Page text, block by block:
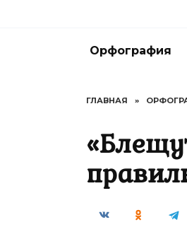
Орфография
ГЛАВНАЯ »